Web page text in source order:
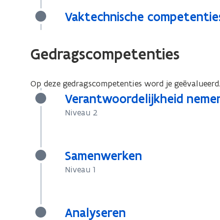
Vaktechnische
Gedragscompetenties
Op deze gedragscompetenties word je geëvalueerd.
Verantwoordelijkheid
Niveau 2
Samenwerken
Niveau 1
Analyseren